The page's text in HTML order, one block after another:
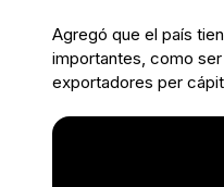
Agregó que el país
importantes, como
exportadores per